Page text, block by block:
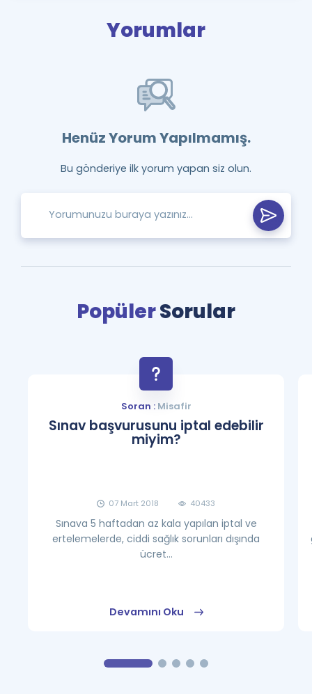
Yorumlar
Henüz Yorum Yapılmamış.
Bu gönderiye ilk yorum yapan siz olun.
PopülerSorular
Soran :Misafir
Sınav başvurusunu iptal edebilir
miyim?
07 Mart 2018 40433
Sınava 5 haftadan az kala yapılan iptal ve
ertelemelerde, ciddi sağlık sorunları dışında
ücret...
Devamını Oku